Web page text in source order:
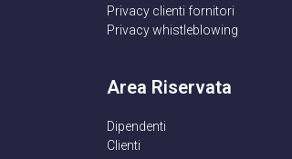
Privacy clienti fornitori
Privacy whistleblowing
Area Riservata
Dipendenti
Clienti